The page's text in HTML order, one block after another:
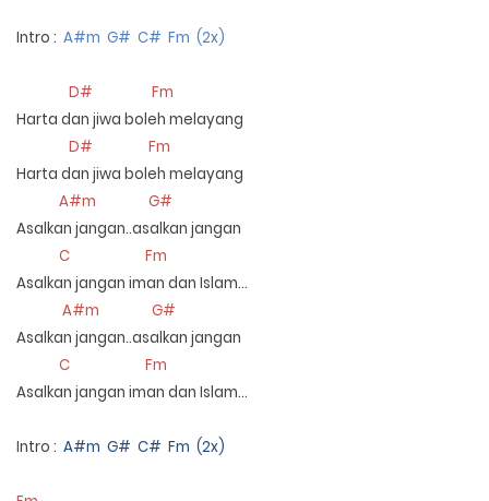
Intro : A#m G# C# Fm (2x)
D# Fm
Harta dan jiwa boleh melayang
D# Fm
Harta dan jiwa boleh melayang
A#m G#
Asalkan jangan..asalkan jangan
C Fm
Asalkan jangan iman dan Islam…
A#m G#
Asalkan jangan..asalkan jangan
C Fm
Asalkan jangan iman dan Islam…
Intro : A#m G# C# Fm (2x)